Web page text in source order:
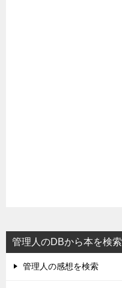
管理人のDBから本を検索
管理人の感想を検索